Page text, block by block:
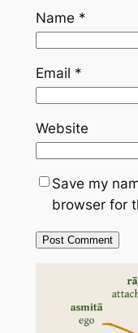
Name *
Email *
Website
Save my
browser for